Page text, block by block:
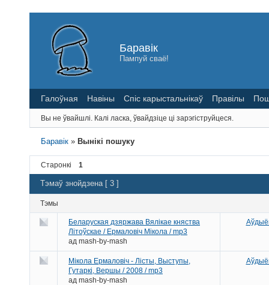
Баравік
Пампуй сваё!
Галоўная Навіны Спіс карыстальнікаў Правілы
Вы не ўвайшлі. Калі ласка, ўвайдзіце ці зарэгіструйцеся.
Баравік » Вынікі пошуку
Старонкі 1
Тэмаў знойдзена [ 3 ]
Тэмы
Беларуская дзяржава Вялікае княства
Літоўскае / Ермаловіч Мікола / mp3
ад mash-by-mash
Мікола Ермаловіч - Лісты, Выступы,
Гутаркі, Вершы / 2008 / mp3
ад mash-by-mash